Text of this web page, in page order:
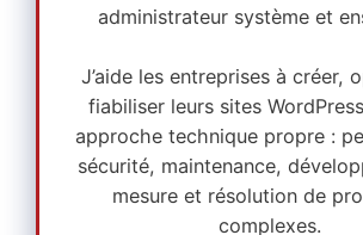
administrateur système et
J’aide les entreprises à créer,
fiabiliser leurs sites
approche technique propre :
sécurité, maintenance,
mesure et résolution de
complexes.